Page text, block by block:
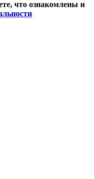
что ознакомлены и